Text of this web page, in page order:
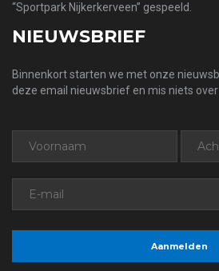
“Sportpark Nijkerkerveen” gespeeld.
NIEUWSBRIEF
Binnenkort starten we met onze
deze email nieuwsbrief en mis niets